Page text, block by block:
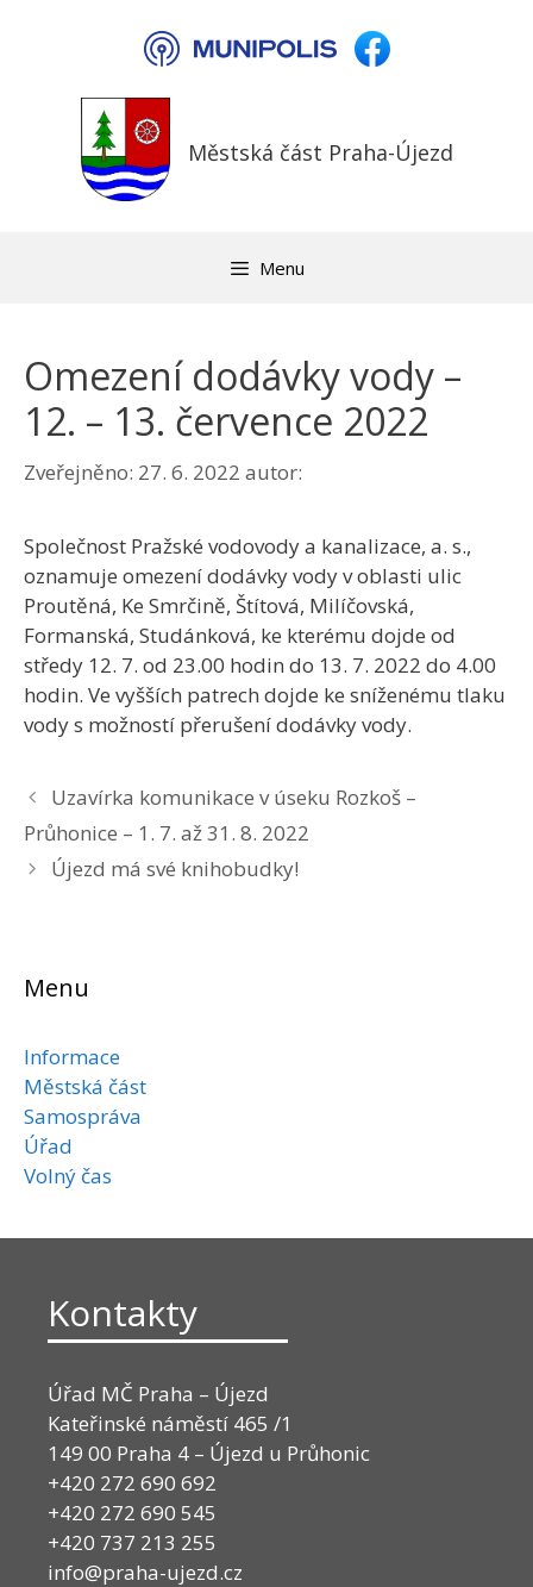
Městská část Praha-Újezd
Menu
Omezení dodávky vody –
12. – 13. července 2022
Zveřejněno: 27. 6. 2022 autor:
Společnost Pražské vodovody a kanalizace, a. s.,
oznamuje omezení dodávky vody v oblasti ulic
Proutěná, Ke Smrčině, Štítová, Milíčovská,
Formanská, Studánková, ke kterému dojde od
středy 12. 7. od 23.00 hodin do 13. 7. 2022 do 4.00
hodin. Ve vyšších patrech dojde ke sníženému tlaku
vody s možností přerušení dodávky vody.
Uzavírka komunikace v úseku Rozkoš –
Průhonice – 1. 7. až 31. 8. 2022
Újezd má své knihobudky!
Menu
Informace
Městská část
Samospráva
Úřad
Volný čas
Kontakty
Úřad MČ Praha – Újezd
Kateřinské náměstí 465 /1
149 00 Praha 4 – Újezd u Průhonic
+420 272 690 692
+420 272 690 545
+420 737 213 255
info@praha-ujezd.cz